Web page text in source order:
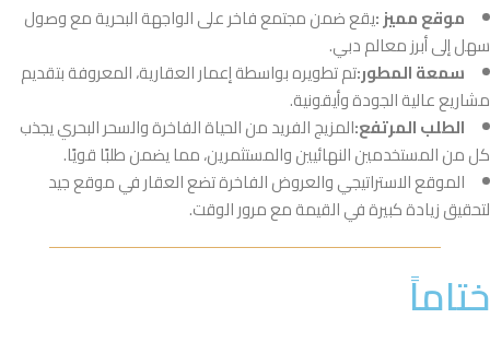
موقع مميز :يقع ضمن مجتمع فاخر على الواجهة البحرية مع وصول
سهل إلى أبرز معالم دبي.
سمعة المطور:تم تطويره بواسطة إعمار العقارية، المعروفة بتقديم
مشاريع عالية الجودة وأيقونية.
الطلب المرتفع:المزيج الفريد من الحياة الفاخرة والسحر البحري يجذب
كل من المستخدمين النهائيين والمستثمرين، مما يضمن طلبًا قويًا.
الموقع الاستراتيجي والعروض الفاخرة تضع العقار في موقع جيد
لتحقيق زيادة كبيرة في القيمة مع مرور الوقت.
ختاماً